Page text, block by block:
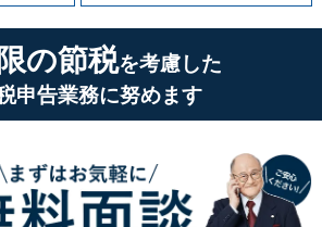
の節税を考慮した
申告業務に努めます